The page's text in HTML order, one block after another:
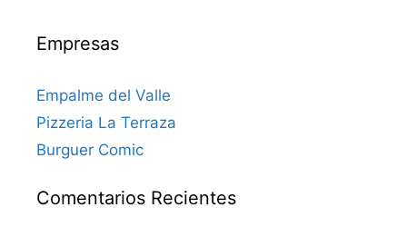
Empresas
Empalme del Valle
Pizzeria La Terraza
Burguer Comic
Comentarios Recientes